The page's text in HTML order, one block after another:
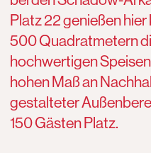
Platz 22 genießen
500 Quadratmetern
hochwertigen
hohen Maß an
gestalteter
150 Gästen Platz.